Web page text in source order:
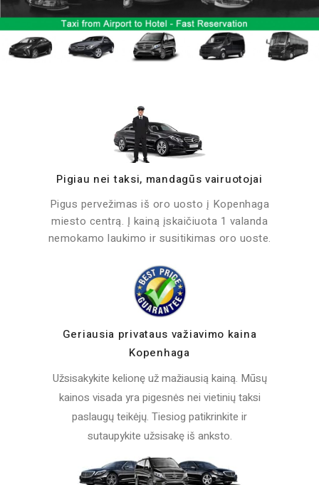
Pigiau nei taksi, mandagūs vairuotojai
Pigus pervežimas iš oro uosto į Kopenhaga
miesto centrą. Į kainą įskaičiuota 1 valanda
nemokamo laukimo ir susitikimas oro uoste.
Geriausia privataus važiavimo kaina
Kopenhaga
Užsisakykite kelionę už mažiausią kainą. Mūsų
kainos visada yra pigesnės nei vietinių taksi
paslaugų teikėjų. Tiesiog patikrinkite ir
sutaupykite užsisakę iš anksto.